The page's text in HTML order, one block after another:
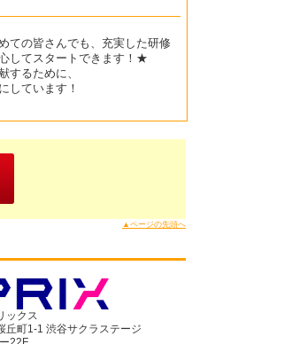
ての皆さんでも、充実した研修
してスタートできます！★
するために、
しています！
▲ページの先頭へ
ックス
丘町1-1 渋谷サクラステージ